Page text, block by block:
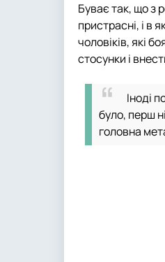
Буває так, що з
пристрасні, і в
чоловіків, які
стосунки і
Іноді
було, перш
головна